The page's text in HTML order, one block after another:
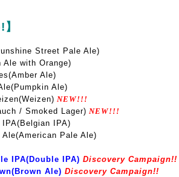
Street Pale Ale)
Ale with Orange)
Ale)
Ale)
NEW!!!
/ Smoked Lager) NEW!!!
IPA)
Pale Ale)
IPA(Double IPA) Discovery Campaign!!
Ale) Discovery Campaign!!